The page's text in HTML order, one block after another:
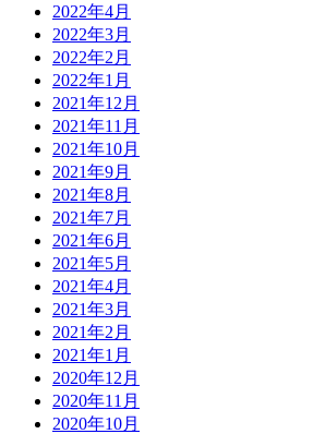
2022年4月
2022年3月
2022年2月
2022年1月
2021年12月
2021年11月
2021年10月
2021年9月
2021年8月
2021年7月
2021年6月
2021年5月
2021年4月
2021年3月
2021年2月
2021年1月
2020年12月
2020年11月
2020年10月